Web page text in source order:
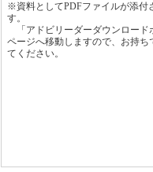
※資料としてPDFファイルが添付
す。
「アドビリーダーダウンロード
ページへ移動しますので、お持
てください。